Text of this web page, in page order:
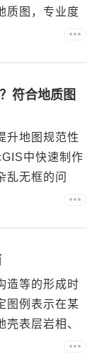
质图，专业度
符合地质图
升地图规范性
中快速制作
乱无框的问
觉效果。...
造等的形成时
图例表示在某
表层岩相、
矿产分布等地